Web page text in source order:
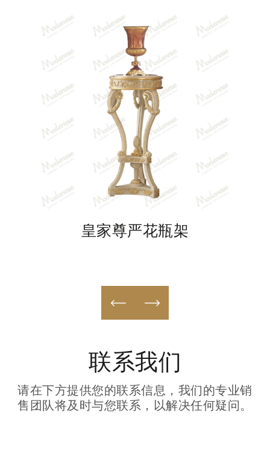
皇家尊严花瓶架
联系我们
请在下方提供您的联系信息，我们的专业销
售团队将及时与您联系，以解决任何疑问。